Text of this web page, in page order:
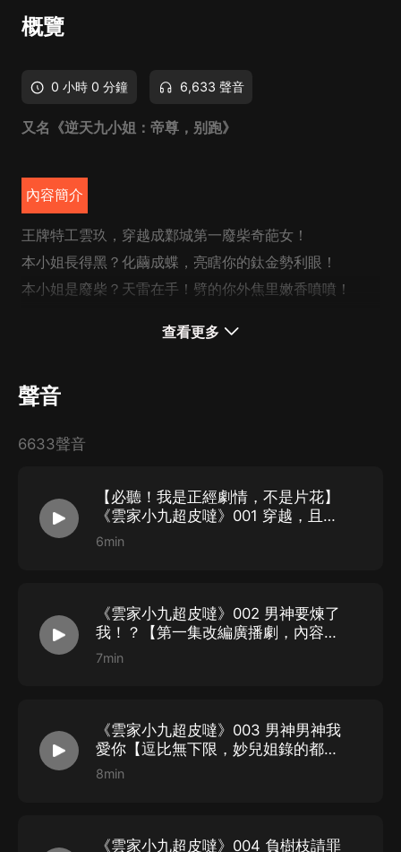
概覽
0 小時 0 分鐘 6,633 聲音
又名《逆天九小姐：帝尊，别跑》
內容簡介
王牌特工雲玖，穿越成鄴城第一廢柴奇葩女！
本小姐長得黑？化繭成蝶，亮瞎你的鈦金勢利眼！
本小姐是廢柴？天雷在手！劈的你外焦里嫩香噴噴！
某尊陰沉臉：“你招一朵，我就砍一朵！”
CAST
妙兒姐：雲初玖、旁白
衍 予：白墨宇、雲嘯海、血無極等
非 吾：雲嘯天、曲長老、週管事等
香嵐兒：雲初舞、小火、吃瓜群眾等
張莫汐：蘇嫣然、雲初珊、青年弟子等
錦 華：蘇雲、吃瓜群眾、青年弟子等
不 浪：雲初肆、羅凡、劉慶華等
烏雲醬：白墨柔、雲初石、青絲等
石 頁：春雨、小黑鳥、雲初琪等
查看更多
聲音
6633聲音
【必聽！我是正經劇情，不是片花】
《雲家小九超皮噠》001 穿越，且打
劫了個美男！
6min
《雲家小九超皮噠》002 男神要煉了
我！？【第一集改編廣播劇，內容是
連著的不要跳過】
7min
《雲家小九超皮噠》003 男神男神我
愛你【逗比無下限，妙兒姐錄的都不
好意思了】
8min
《雲家小九超皮噠》004 負樹枝請罪